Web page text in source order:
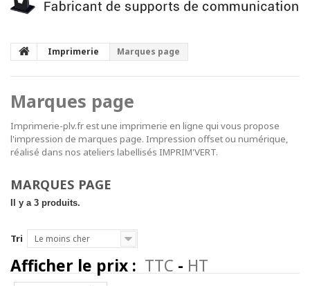
Imprimerie Marques page
Marques page
Imprimerie-plv.fr est une imprimerie en ligne qui vous propose
l'impression de marques page. Impression offset ou numérique,
réalisé dans nos ateliers labellisés IMPRIM'VERT.
MARQUES PAGE
Il y a 3 produits.
Tri Le moins cher
Afficher le prix : TTC - HT